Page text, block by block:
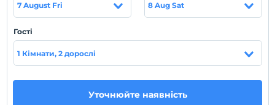
havuz bar bulunmaktadır.
Місцезнаходження
Beyaz Melek Hotel, havalimanına 15 km mesafededir ve
su parkından 3 km uzaklıkta konumlanmaktadır.
7 August Fri 8 Aug Sat
Гості
1 Кімнати, 2 дорослі
Уточнюйте наявність